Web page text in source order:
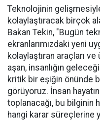
Teknolojinin
kolaylaştıracak birçok
Bakan Tekin, "Bugün
ekranlarımızdaki yeni
kolaylaştıran araçları ve
aşan, insanlığın
kritik bir eşiğin önünde
görüyoruz. İnsan
toplanacağı, bu bilginin
hangi karar süreçlerine